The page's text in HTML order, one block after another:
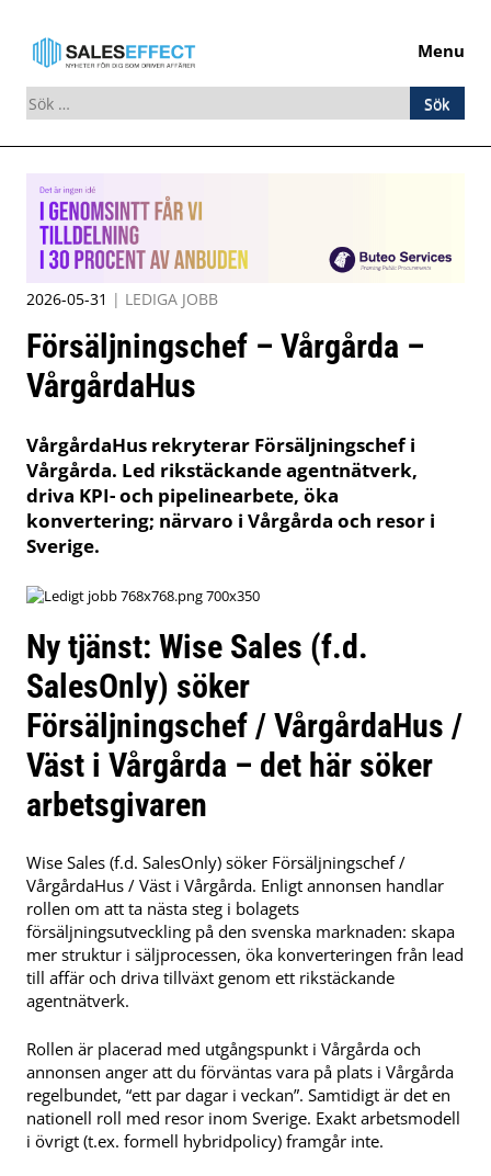
Menu
Sök
efter:
Skip
to
content
2026-05-31 | LEDIGA JOBB
Försäljningschef – Vårgårda –
VårgårdaHus
VårgårdaHus rekryterar Försäljningschef i
Vårgårda. Led rikstäckande agentnätverk,
driva KPI- och pipelinearbete, öka
konvertering; närvaro i Vårgårda och resor i
Sverige.
Ny tjänst: Wise Sales (f.d.
SalesOnly) söker
Försäljningschef / VårgårdaHus /
Väst i Vårgårda – det här söker
arbetsgivaren
Wise Sales (f.d. SalesOnly) söker Försäljningschef /
VårgårdaHus / Väst i Vårgårda. Enligt annonsen handlar
rollen om att ta nästa steg i bolagets
försäljningsutveckling på den svenska marknaden: skapa
mer struktur i säljprocessen, öka konverteringen från lead
till affär och driva tillväxt genom ett rikstäckande
agentnätverk.
Rollen är placerad med utgångspunkt i Vårgårda och
annonsen anger att du förväntas vara på plats i Vårgårda
regelbundet, “ett par dagar i veckan”. Samtidigt är det en
nationell roll med resor inom Sverige. Exakt arbetsmodell
i övrigt (t.ex. formell hybridpolicy) framgår inte.